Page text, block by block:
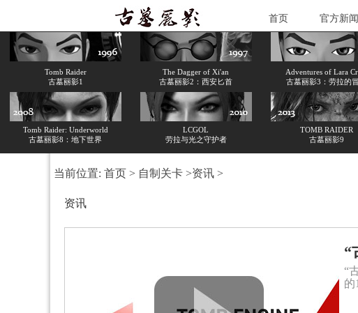
首页 官方新闻
Tomb Raider
古墓丽影1
The Dagger of Xi'an
古墓丽影2：西安匕首
Adventures of Lara
古墓丽影3：劳拉的
Tomb Raider: Underworld
古墓丽影8：地下世界
LCGOL
劳拉与光之守护者
TOMB RAIDER
古墓丽影9
当前位置: 首页 > 自制关卡 >资讯 >
资讯
“
“
的